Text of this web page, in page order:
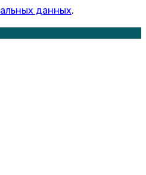
данных.